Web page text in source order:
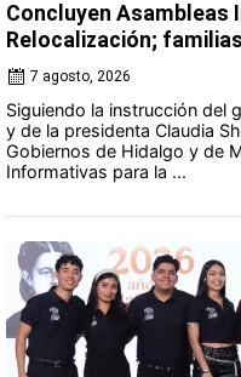
Concluyen Asambleas
Relocalización;
7 agosto, 2026
Siguiendo la instrucción del
y de la presidenta Claudia
Gobiernos de Hidalgo y de
Informativas para la ...